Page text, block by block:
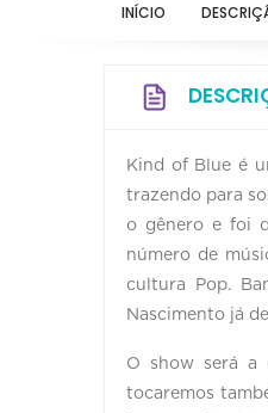
INÍCIO
Kind of Blue é
trazendo para
o gênero e foi
número de
cultura Pop.
Nascimento já
O show será a
tocaremos